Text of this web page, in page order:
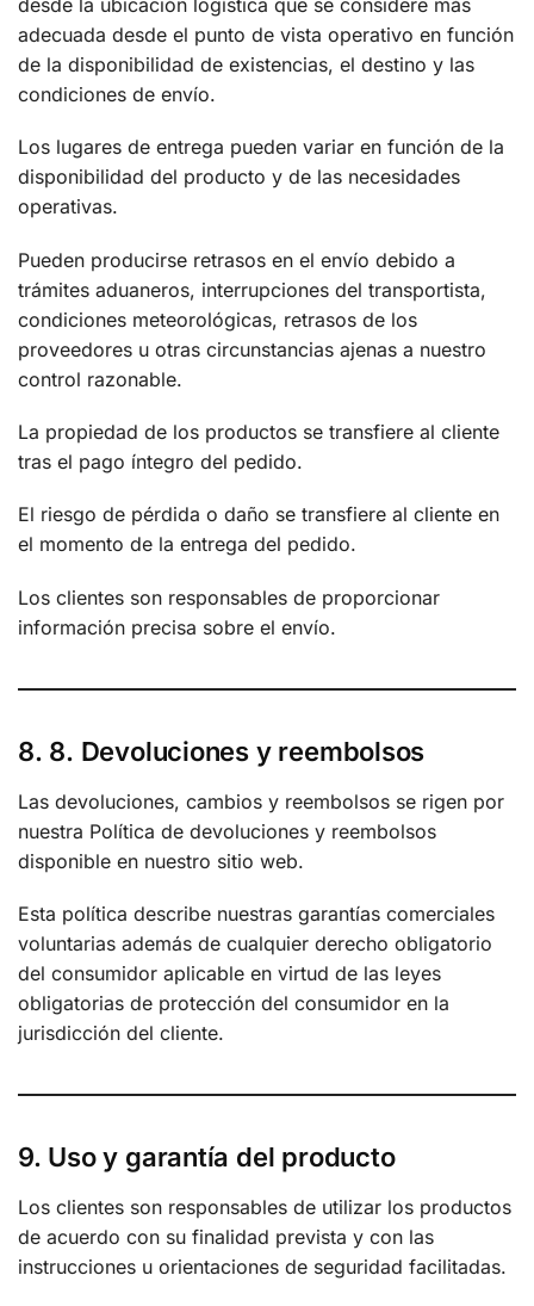
adecuada desde el punto de vista operativo en función
de la disponibilidad de existencias, el destino y las
condiciones de envío.
Los lugares de entrega pueden variar en función de la
disponibilidad del producto y de las necesidades
operativas.
Pueden producirse retrasos en el envío debido a
trámites aduaneros, interrupciones del transportista,
condiciones meteorológicas, retrasos de los
proveedores u otras circunstancias ajenas a nuestro
control razonable.
La propiedad de los productos se transfiere al cliente
tras el pago íntegro del pedido.
El riesgo de pérdida o daño se transfiere al cliente en
el momento de la entrega del pedido.
Los clientes son responsables de proporcionar
información precisa sobre el envío.
8. 8. Devoluciones y reembolsos
Las devoluciones, cambios y reembolsos se rigen por
nuestra Política de devoluciones y reembolsos
disponible en nuestro sitio web.
Esta política describe nuestras garantías comerciales
voluntarias además de cualquier derecho obligatorio
del consumidor aplicable en virtud de las leyes
obligatorias de protección del consumidor en la
jurisdicción del cliente.
9. Uso y garantía del producto
Los clientes son responsables de utilizar los productos
de acuerdo con su finalidad prevista y con las
instrucciones u orientaciones de seguridad facilitadas.